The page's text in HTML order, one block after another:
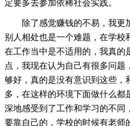
定要多去参加依稀社会实践。
除了感觉赚钱的不易，我更
别人相处也是一个难题，在学校
在工作当中是不适用的，我真的
点，我现在认为自己有很多问题
够好，真的是没有意识到这些，
多，在这样的环境下面做什么都
深地感受到了工作和学习的不同
要靠自己的，学校的时候有老师